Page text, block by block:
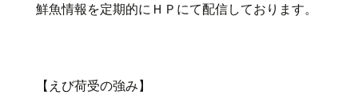
鮮魚情報を定期的にＨＰにて配信しております。
【えび荷受の強み】